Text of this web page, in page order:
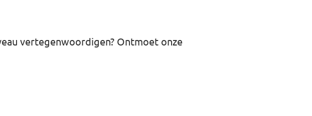
vertegenwoordigen? Ontmoet onze